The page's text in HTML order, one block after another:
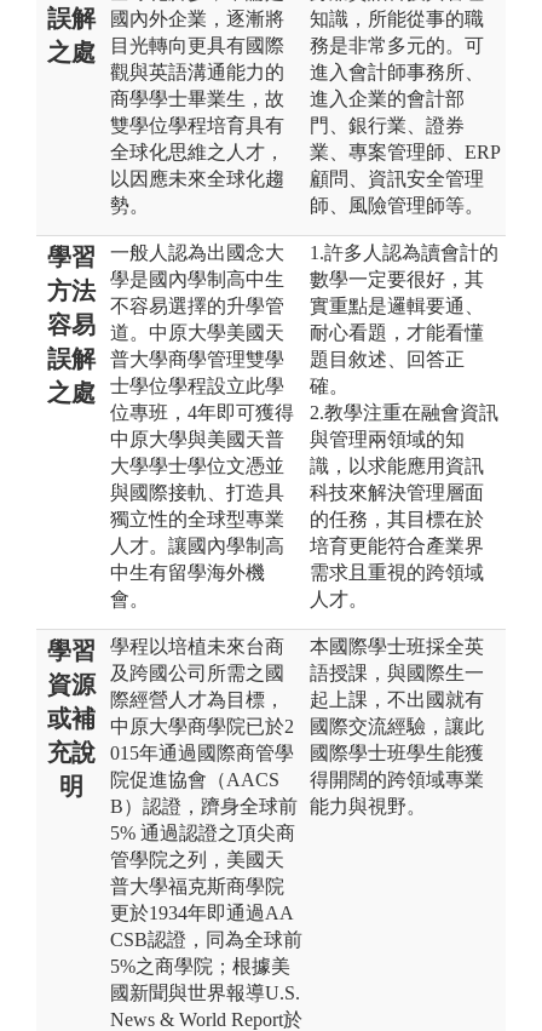
誤解
之處
國內外企業，逐漸將
目光轉向更具有國際
觀與英語溝通能力的
商學學士畢業生，故
雙學位學程培育具有
全球化思維之人才，
以因應未來全球化趨
勢。
知識，所能從事的職
務是非常多元的。可
進入會計師事務所、
進入企業的會計部
門、銀行業、證券
業、專案管理師、ERP
顧問、資訊安全管理
師、風險管理師等。
學習
方法
容易
誤解
之處
一般人認為出國念大
學是國內學制高中生
不容易選擇的升學管
道。中原大學美國天
普大學商學管理雙學
士學位學程設立此學
位專班，4年即可獲得
中原大學與美國天普
大學學士學位文憑並
與國際接軌、打造具
獨立性的全球型專業
人才。讓國內學制高
中生有留學海外機
會。
1.許多人認為讀會計的
數學一定要很好，其
實重點是邏輯要通、
耐心看題，才能看懂
題目敘述、回答正
確。
2.教學注重在融會資訊
與管理兩領域的知
識，以求能應用資訊
科技來解決管理層面
的任務，其目標在於
培育更能符合產業界
需求且重視的跨領域
人才。
學習
資源
或補
充說
明
學程以培植未來台商
及跨國公司所需之國
際經營人才為目標，
中原大學商學院已於2
015年通過國際商管學
院促進協會（AACS
B）認證，躋身全球前
5% 通過認證之頂尖商
管學院之列，美國天
普大學福克斯商學院
更於1934年即通過AA
CSB認證，同為全球前
5%之商學院；根據美
國新聞與世界報導U.S.
News & World Report於
本國際學士班採全英
語授課，與國際生一
起上課，不出國就有
國際交流經驗，讓此
國際學士班學生能獲
得開闊的跨領域專業
能力與視野。